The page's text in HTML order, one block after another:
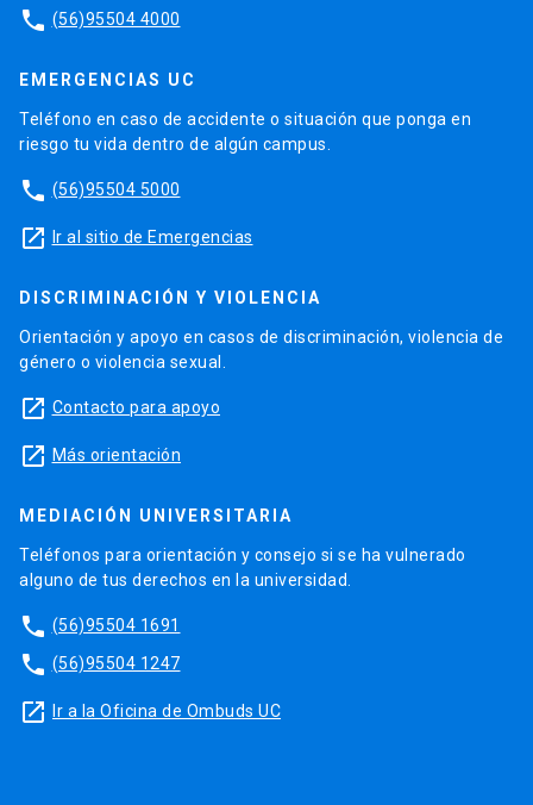
phone (56)95504 4000
EMERGENCIAS UC
Teléfono en caso de accidente o situación que ponga en
riesgo tu vida dentro de algún campus.
phone (56)95504 5000
launch Ir al sitio de Emergencias
DISCRIMINACIÓN Y VIOLENCIA
Orientación y apoyo en casos de discriminación, violencia de
género o violencia sexual.
launch Contacto para apoyo
launch Más orientación
MEDIACIÓN UNIVERSITARIA
Teléfonos para orientación y consejo si se ha vulnerado
alguno de tus derechos en la universidad.
phone (56)95504 1691
phone (56)95504 1247
launch Ir a la Oficina de Ombuds UC